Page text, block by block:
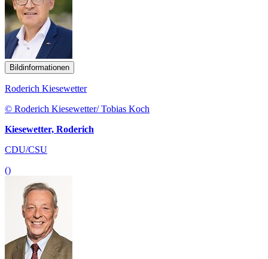
Bildinformationen
Roderich Kiesewetter
© Roderich Kiesewetter/ Tobias Koch
Kiesewetter, Roderich
CDU/CSU
()